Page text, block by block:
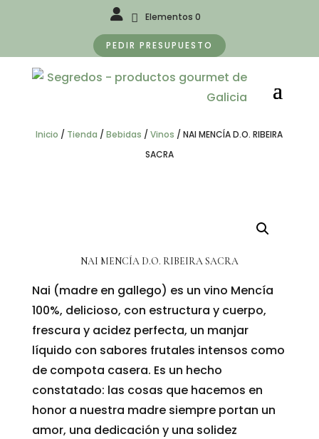
Elementos 0
PEDIR PRESUPUESTO
Inicio / Tienda /Bebidas /Vinos /NAI MENCÍA D.O. RIBEIRA
SACRA
NAI MENCÍA D.O. RIBEIRA SACRA
Nai (madre en gallego) es un vino Mencía
100%, delicioso, con estructura y cuerpo,
frescura y acidez perfecta, un manjar
líquido con sabores frutales intensos como
de compota casera. Es un hecho
constatado: las cosas que hacemos en
honor a nuestra madre siempre portan un
amor, una dedicación y una solidez